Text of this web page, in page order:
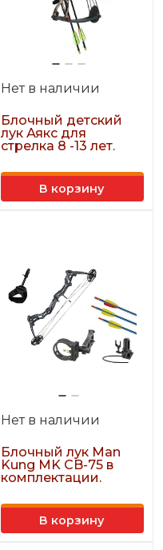
Нет в наличии
Блочный детский
лук Аякс для
стрелка 8 -13 лет.
В корзину
Нет в наличии
Блочный лук Man
Kung MK CB-75 в
комплектации.
В корзину